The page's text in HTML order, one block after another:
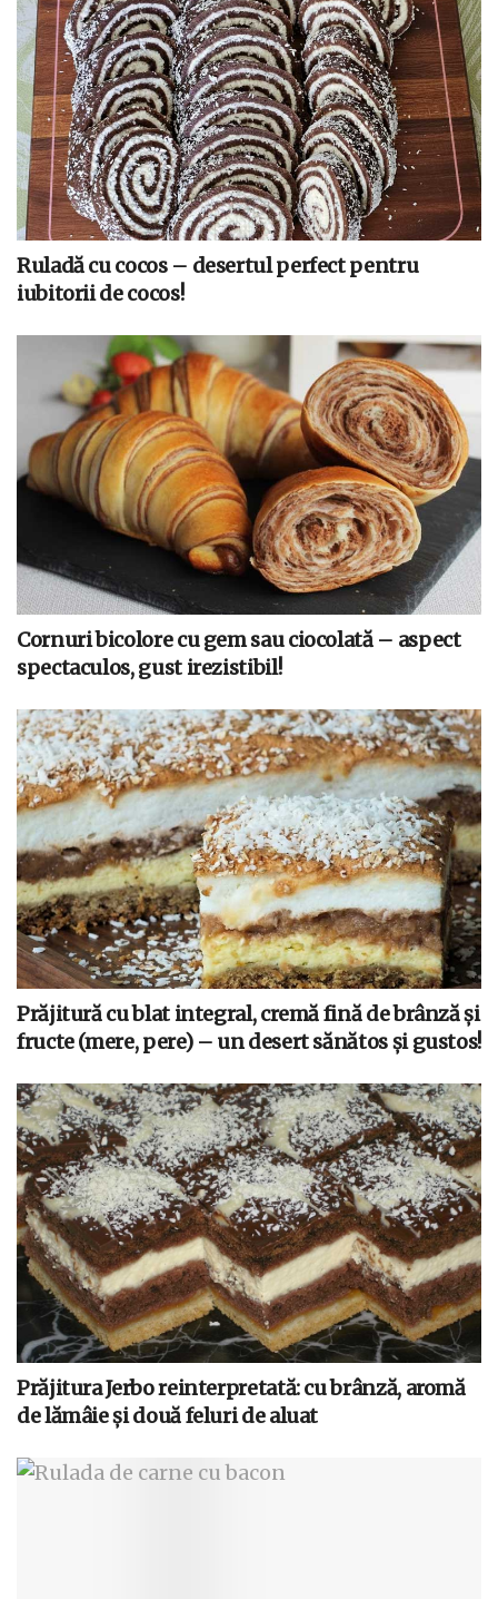
Ruladă cu cocos – desertul perfect pentru
iubitorii de cocos!
Cornuri bicolore cu gem sau ciocolată – aspect
spectaculos, gust irezistibil!
Prăjitură cu blat integral, cremă fină de brânză și
fructe (mere, pere) – un desert sănătos și gustos!
Prăjitura Jerbo reinterpretată: cu brânză, aromă
de lămâie și două feluri de aluat